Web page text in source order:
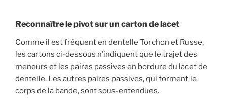
Reconnaître le pivot sur un carton de lacet
Comme il est fréquent en dentelle Torchon et Russe,
les cartons ci-dessous n’indiquent que le trajet des
meneurs et les paires passives en bordure du lacet de
dentelle. Les autres paires passives, qui forment le
corps de la bande, sont sous-entendues.